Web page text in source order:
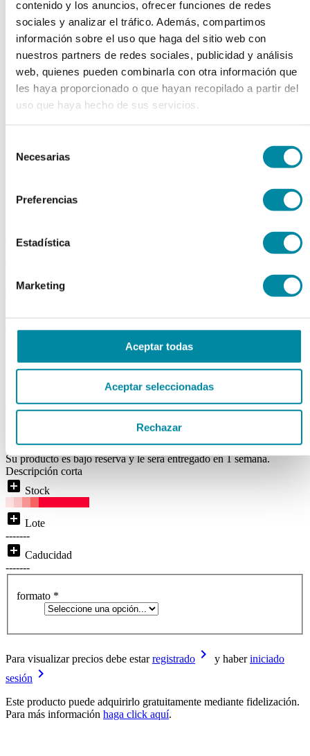
contenido y los anuncios, ofrecer funciones de redes
sociales y analizar el tráfico. Además, compartimos
información sobre el uso que haga del sitio web con
nuestros partners de redes sociales, publicidad y análisis
web, quienes pueden combinarla con otra información que
les haya proporcionado o que hayan recopilado a partir del
uso que haya hecho de sus servicios.
Necesarias
Preferencias
Estadística
Marketing
Aceptar todas
Aceptar seleccionadas
Rechazar
chevron_right
adquiriendo este producto
TALQUERA 200 ml PP
BLANCA C/TAPA
BAJO RESERVA
( 0 )
Entrega inmediata
Su producto es bajo reserva y le será entregado en 1 semana.
Descripción corta
add_box Stock
add_box Lote
-------
add_box Caducidad
-------
formato *
Para visualizar precios debe estarregistrado keyboard_arrow_right y haberiniciado
sesión keyboard_arrow_right
Este producto puede adquirirlo gratuitamente mediante fidelización.
Para más información haga click aquí.